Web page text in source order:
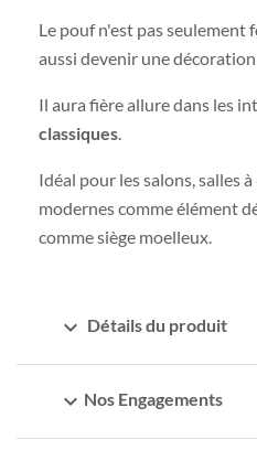
Le pouf n'est pas seulement
aussi devenir une
Il aura fière allure dans les
classiques.
Idéal pour les salons, salles
modernes comme élément
comme siège moelleux.
expand_more Détails du produit
expand_more Nos Engagements